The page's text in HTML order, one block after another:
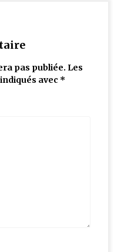
pas publiée. Les
avec *